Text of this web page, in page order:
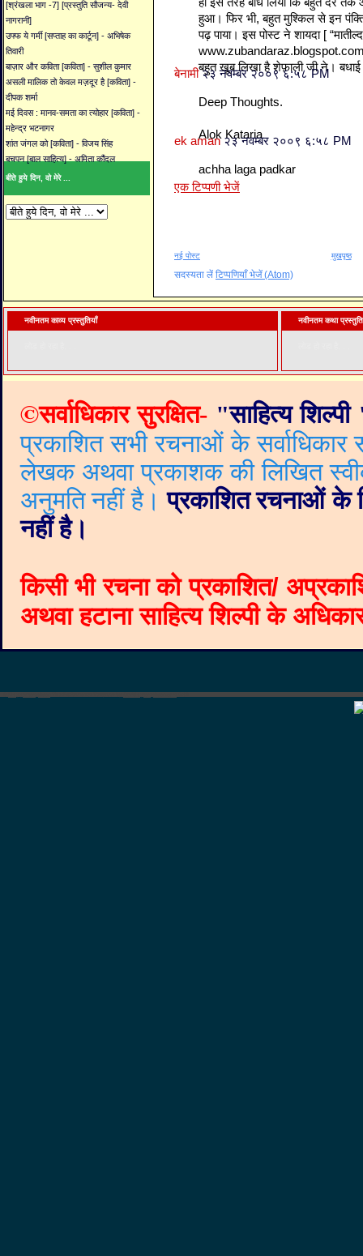
[श्रंखला भाग -7] [प्रस्तुति सौजन्य- देवी
नागरानी]
उफ्फ ये गर्मी [सप्ताह का कार्टून] - अभिषेक
तिवारी
बाज़ार और कविता [कविता] - सुशील कुमार
असली मालिक तो केवल मज़दूर है [कविता] -
दीपक शर्मा
मई दिवस : मानव-समता का त्योहार [कविता] -
महेन्द्र भटनागर
शांत जंगल को [कविता] - विजय सिंह
बचपन [बाल साहित्य] - अमिता कौंदल
बीते हुये दिन, वो मेरे ...
हुआ। फिर भी, बहुत मुश्किल से इन
पढ़ पाया। इस पोस्ट ने शायदा [
www.zubandaraz.blogspot.com]
बहुत खूब लिखा है शेफ़ाली जी ने। बधाई
बेनामी२३ नवम्बर २००९ ६:५८ PM
Deep Thoughts.
Alok Kataria
ek aman २३ नवम्बर २००९ ६:५८ PM
achha laga padkar
एक टिप्पणी भेजें
नई पोस्ट मुखपृष्ठ
सदस्यता लें टिप्पणियाँ भेजें (Atom)
नवीनतम काव्य प्रस्तुतियाँ नवीनतम कथा
©सर्वाधिकार सुरक्षित- "साहित्य शिल्पी
प्रकाशित सभी रचनाओं के
लेखक अथवा प्रकाशक की लिखित
अनुमति नहीं है। प्रकाशित रचनाओं के
नहीं है।
किसी भी रचना को प्रकाशित/
अथवा हटाना साहित्य शिल्पी के